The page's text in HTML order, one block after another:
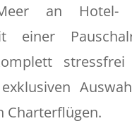
an Hotel-
einer
stressfrei
Charterflügen.